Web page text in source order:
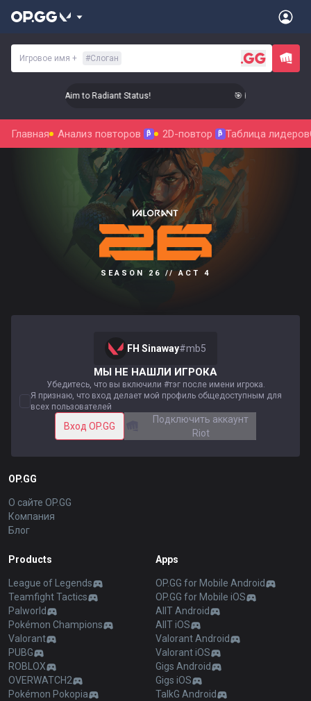
Игровое имя + #Слоган
Level Up Your Aim to Radiant Status! 🎯 Level Up Your
Главная Анализ повторов β 2D-повтор β Таблица лидеров
SEASON 26 // ACT 4
FH Sinaway#mb5
МЫ НЕ НАШЛИ ИГРОКА
Убедитесь, что вы включили #тэг после имени игрока.
Я признаю, что вход делает мой профиль общедоступным для
всех пользователей
Вход OP.GG
Подключить аккаунт
Riot
OP.GG
О сайте OP.GG
Компания
Блог
Products
League of Legends
Teamfight Tactics
Palworld
Pokémon Champions
Valorant
PUBG
ROBLOX
OVERWATCH2
Pokémon Pokopia
Apps
OP.GG for Mobile Android
OP.GG for Mobile iOS
AllT Android
AllT iOS
Valorant Android
Valorant iOS
Gigs Android
Gigs iOS
TalkG Android